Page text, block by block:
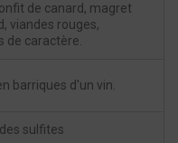
de canard, magret
viandes rouges,
de caractère.
barriques d'un vin.
sulfites